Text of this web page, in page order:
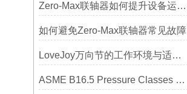
Zero-Max联轴器如何提升设备运行精度？
如何避免Zero-Max联轴器常见故障
LoveJoy万向节的工作环境与适用范围
ASME B16.5 Pressure Classes of Flanges压力等级